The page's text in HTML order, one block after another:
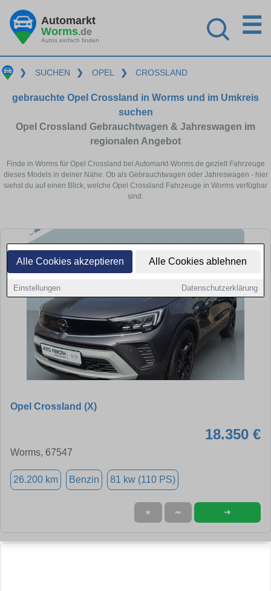
Alle Cookies akzeptieren Alle Cookies ablehnen
Einstellungen Datenschutzerklärung
Automarkt
Worms.de
Autos einfach finden
☰
❯ SUCHEN ❯ OPEL ❯ CROSSLAND
gebrauchte Opel Crossland in Worms und im Umkreis
suchen
Opel Crossland Gebrauchtwagen & Jahreswagen im
regionalen Angebot
Finde in Worms für Opel Crossland bei Automarkt-Worms.de gezielt Fahrzeuge
dieses Models in deiner Nähe. Ob als Gebrauchtwagen oder Jahreswagen - hier
siehst du auf einen Blick, welche Opel Crossland Fahrzeuge in Worms verfügbar
sind.
Opel Crossland (X)
18.350 €
Worms, 67547
26.200 km Benzin 81 kw (110 PS)
★ ➦ ➜